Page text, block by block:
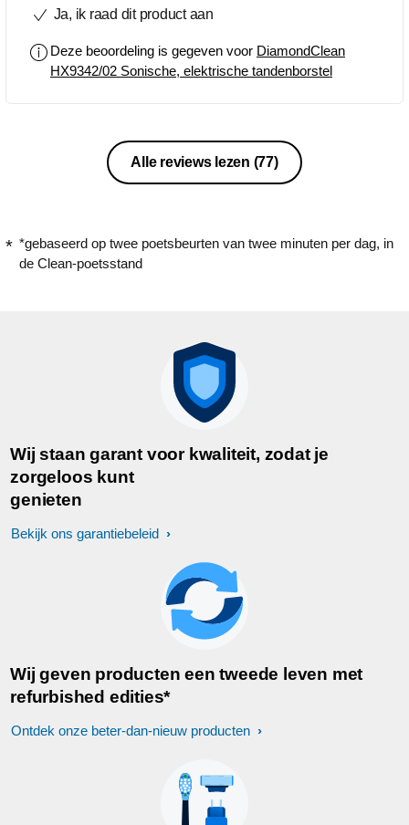
Ja, ik raad dit product aan
Deze beoordeling is gegeven voor DiamondClean
HX9342/02 Sonische, elektrische tandenborstel
Alle reviews lezen (77)
*gebaseerd op twee poetsbeurten van twee minuten per dag, in
de Clean-poetsstand
Wij staan garant voor kwaliteit, zodat je
zorgeloos kunt
genieten
Bekijk ons garantiebeleid
Wij geven producten een tweede leven met
refurbished edities*
Ontdek onze beter-dan-nieuw producten